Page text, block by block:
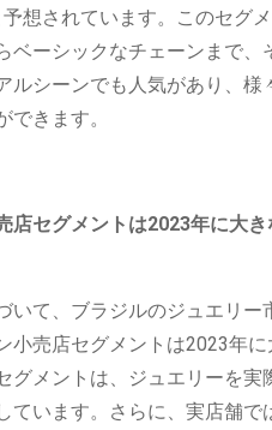
予想されています。このセグ
ベーシックなチェーンまで
ルシーンでも人気があり、
できます。
店セグメントは2023年に大
いて、ブラジルのジュエリ
小売店セグメントは2023年
グメントは、ジュエリーを
ています。さらに、実店舗